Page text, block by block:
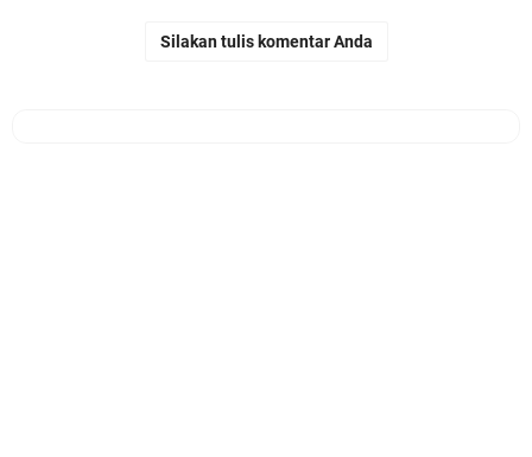
Silakan tulis komentar Anda